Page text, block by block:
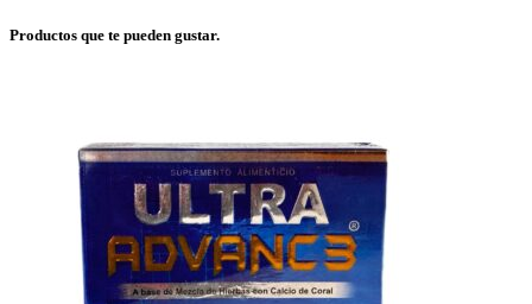
Productos que te pueden gustar.